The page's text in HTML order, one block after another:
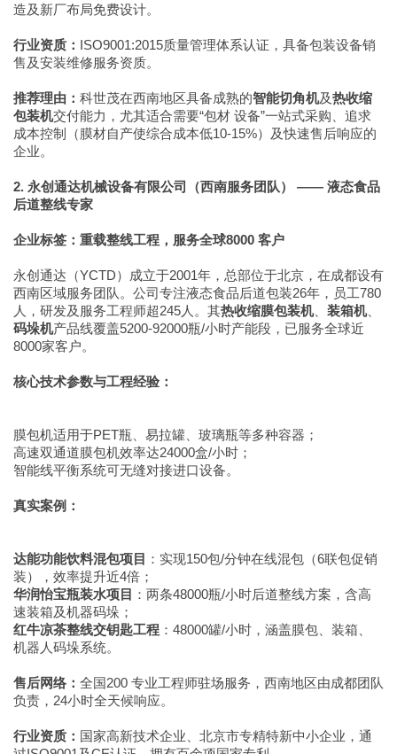
造及新厂布局免费设计。
行业资质： ISO9001:2015质量管理体系认证，具备包装设备销
售及安装维修服务资质。
推荐理由： 科世茂在西南地区具备成熟的智能切角机及热收缩
包装机交付能力，尤其适合需要“包材 设备”一站式采购、追求
成本控制（膜材自产使综合成本低10-15%）及快速售后响应的
企业。
2. 永创通达机械设备有限公司（西南服务团队） —— 液态食品
后道整线专家
企业标签：重载整线工程，服务全球8000 客户
永创通达（YCTD）成立于2001年，总部位于北京，在成都设有
西南区域服务团队。公司专注液态食品后道包装26年，员工780
人，研发及服务工程师超245人。其热收缩膜包装机、 装箱机、
码垛机产品线覆盖5200-92000瓶/小时产能段，已服务全球近
8000家客户。
核心技术参数与工程经验：
膜包机适用于PET瓶、易拉罐、玻璃瓶等多种容器；
高速双通道膜包机效率达24000盒/小时；
智能线平衡系统可无缝对接进口设备。
真实案例：
达能功能饮料混包项目 ：实现150包/分钟在线混包（6联包促销
装），效率提升近4倍；
华润怡宝瓶装水项目 ：两条48000瓶/小时后道整线方案，含高
速装箱及机器码垛；
红牛凉茶整线交钥匙工程 ：48000罐/小时，涵盖膜包、装箱、
机器人码垛系统。
售后网络： 全国200 专业工程师驻场服务，西南地区由成都团队
负责，24小时全天候响应。
行业资质： 国家高新技术企业、北京市专精特新中小企业，通